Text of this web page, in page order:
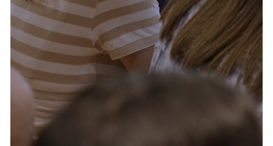
Servizi e accessibilità
Contatti
FAQ
Biglietti